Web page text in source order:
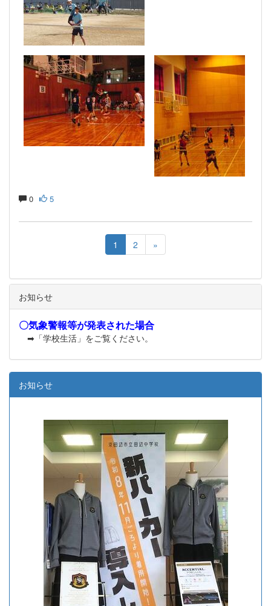
0 5
1 2 »
お知らせ
〇気象警報等が発表された場合
➡「学校生活」をご覧ください。
お知らせ